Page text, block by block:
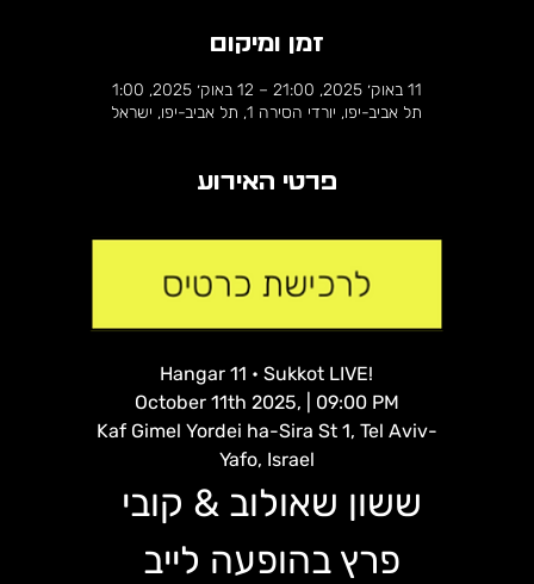
זמן ומיקום
11 באוק׳ 2025, 21:00 – 12 באוק׳ 2025, 1:00
תל אביב-יפו, יורדי הסירה 1, תל אביב-יפו, ישראל
פרטי האירוע
Hangar 11 • Sukkot LIVE!
October 11th 2025, | 09:00 PM
Kaf Gimel Yordei ha-Sira St 1, Tel Aviv-
Yafo, Israel
ששון שאולוב & קובי
פרץ בהופעה לייב